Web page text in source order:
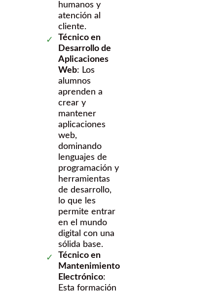
humanos y
atención al
cliente.
Técnico en
Desarrollo de
Aplicaciones
Web: Los
alumnos
aprenden a
crear y
mantener
aplicaciones
web,
dominando
lenguajes de
programación y
herramientas
de desarrollo,
lo que les
permite entrar
en el mundo
digital con una
sólida base.
Técnico en
Mantenimiento
Electrónico:
Esta formación